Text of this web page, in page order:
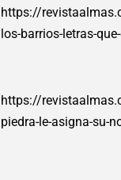
https://
los-barrios-letras-
https://
piedra-le-asigna-su-